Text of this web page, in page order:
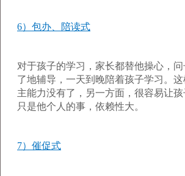
6）包办、陪读式
对于孩子的学习，家长都替他操心，
了地辅导，一天到晚陪着孩子学习。
主能力没有了，另一方面，很容易让
只是他个人的事，依赖性大。
7）催促式